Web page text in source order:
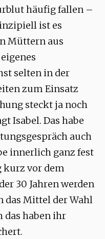
häufig fallen –
ist es
Müttern aus
selten in der
zum Einsatz
steckt ja noch
Isabel. Das habe
auch
innerlich ganz fest
kurz vor dem
30 Jahren werden
Mittel der Wahl
das haben ihr